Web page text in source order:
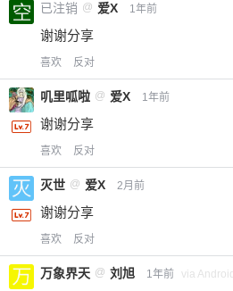
已注销 @ 爱X 1年前
谢谢分享
喜欢 反对
叽里呱啦 @ 爱X 1年前
谢谢分享
喜欢 反对
灭世 @ 爱X 2月前
谢谢分享
喜欢 反对
万象界天 @ 刘旭 1年前 via Android